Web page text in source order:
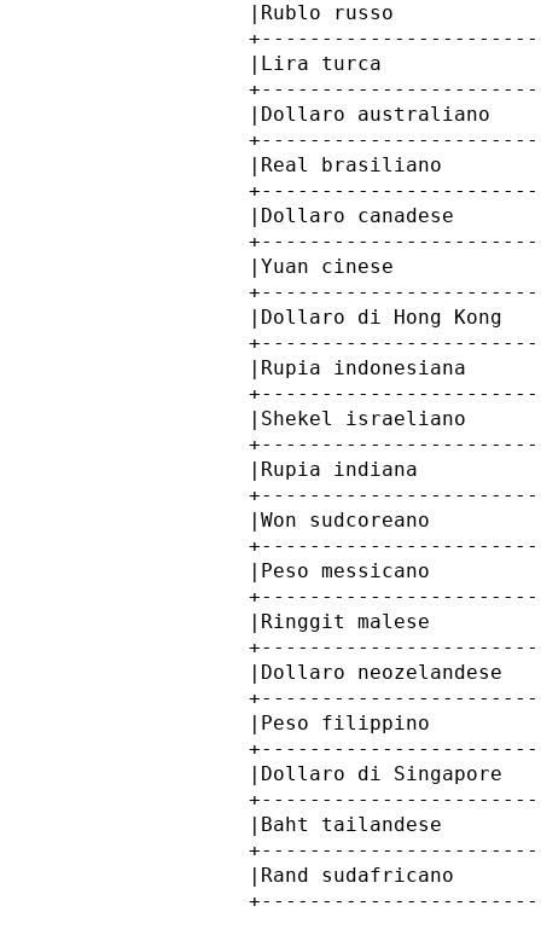
|Rublo russo
|Lira turca
|Dollaro australiano
|Real brasiliano
|Dollaro canadese
|Yuan cinese
|Dollaro di Hong Kong
|Rupia indonesiana
|Shekel israeliano
|Rupia indiana
|Won sudcoreano
|Peso messicano
|Ringgit malese
|Dollaro neozelandese
|Peso filippino
|Dollaro di Singapore
|Baht tailandese
|Rand sudafricano